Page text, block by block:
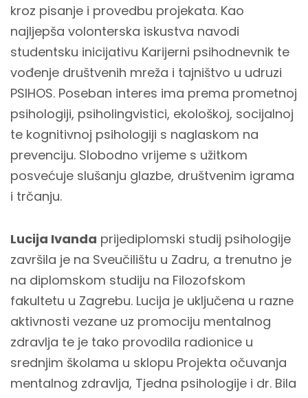
kroz pisanje i provedbu projekata. Kao
najljepša volonterska iskustva navodi
studentsku inicijativu Karijerni psihodnevnik te
vođenje društvenih mreža i tajništvo u udruzi
PSIHOS. Poseban interes ima prema prometnoj
psihologiji, psiholingvistici, ekološkoj, socijalnoj
te kognitivnoj psihologiji s naglaskom na
prevenciju. Slobodno vrijeme s užitkom
posvećuje slušanju glazbe, društvenim igrama
i trčanju.
Lucija Ivanda prijediplomski studij psihologije
završila je na Sveučilištu u Zadru, a trenutno je
na diplomskom studiju na Filozofskom
fakultetu u Zagrebu. Lucija je uključena u razne
aktivnosti vezane uz promociju mentalnog
zdravlja te je tako provodila radionice u
srednjim školama u sklopu Projekta očuvanja
mentalnog zdravlja, Tjedna psihologije i dr. Bila